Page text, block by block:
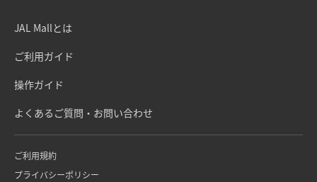
JAL Mallとは
ご利用ガイド
操作ガイド
よくあるご質問・お問い合わせ
ご利用規約
プライバシーポリシー